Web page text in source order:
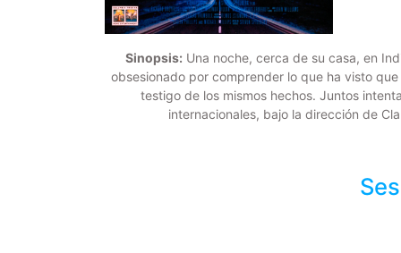
Sinopsis: Una noche, cerca de su casa, en
obsesionado por comprender lo que ha visto
testigo de los mismos hechos. Juntos
internacionales, bajo la dirección de